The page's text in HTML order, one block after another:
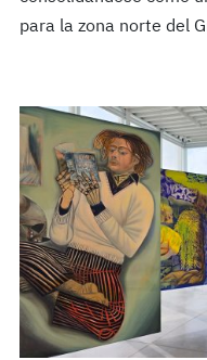
para la zona norte del